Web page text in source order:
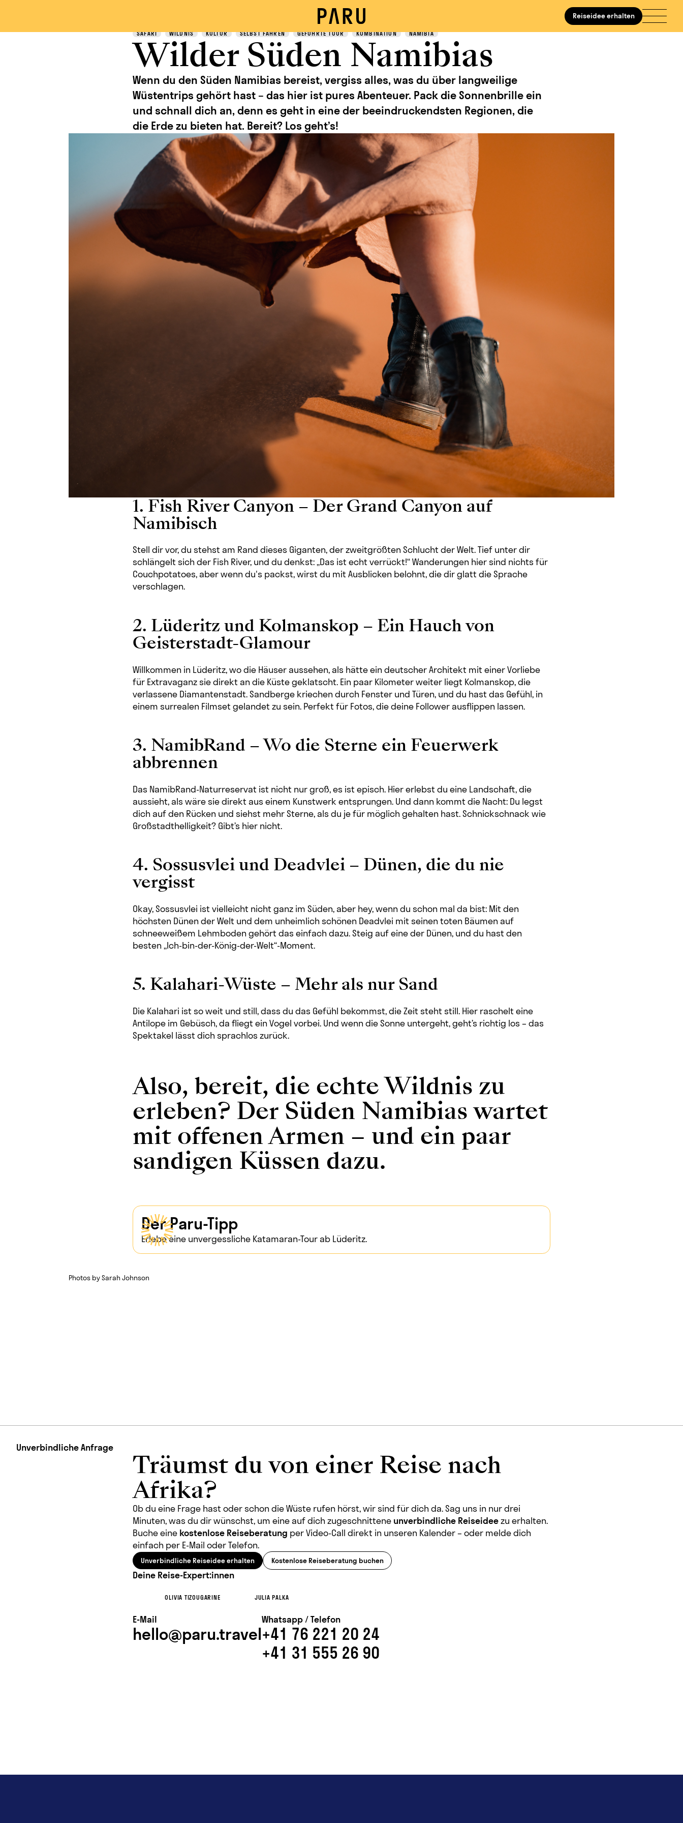
Reiseidee erhalten
SAFARI WILDNIS KULTUR SELBST FAHREN GEFÜHRTE TOUR KOMBINATION NAMIBIA
Wilder Süden Namibias
Wenn du den Süden Namibias bereist, vergiss alles, was du über langweilige
Wüstentrips gehört hast – das hier ist pures Abenteuer. Pack die Sonnenbrille ein
und schnall dich an, denn es geht in eine der beeindruckendsten Regionen, die
die Erde zu bieten hat. Bereit? Los geht’s!
1. Fish River Canyon – Der Grand Canyon auf
Namibisch
Stell dir vor, du stehst am Rand dieses Giganten, der zweitgrößten Schlucht der Welt. Tief unter dir
schlängelt sich der Fish River, und du denkst: „Das ist echt verrückt!“ Wanderungen hier sind nichts für
Couchpotatoes, aber wenn du's packst, wirst du mit Ausblicken belohnt, die dir glatt die Sprache
verschlagen.
2. Lüderitz und Kolmanskop – Ein Hauch von
Geisterstadt-Glamour
Willkommen in Lüderitz, wo die Häuser aussehen, als hätte ein deutscher Architekt mit einer Vorliebe
für Extravaganz sie direkt an die Küste geklatscht. Ein paar Kilometer weiter liegt Kolmanskop, die
verlassene Diamantenstadt. Sandberge kriechen durch Fenster und Türen, und du hast das Gefühl, in
einem surrealen Filmset gelandet zu sein. Perfekt für Fotos, die deine Follower ausflippen lassen.
3. NamibRand – Wo die Sterne ein Feuerwerk
abbrennen
Das NamibRand-Naturreservat ist nicht nur groß, es ist episch. Hier erlebst du eine Landschaft, die
aussieht, als wäre sie direkt aus einem Kunstwerk entsprungen. Und dann kommt die Nacht: Du legst
dich auf den Rücken und siehst mehr Sterne, als du je für möglich gehalten hast. Schnickschnack wie
Großstadthelligkeit? Gibt’s hier nicht.
4. Sossusvlei und Deadvlei – Dünen, die du nie
vergisst
Okay, Sossusvlei ist vielleicht nicht ganz im Süden, aber hey, wenn du schon mal da bist: Mit den
höchsten Dünen der Welt und dem unheimlich schönen Deadvlei mit seinen toten Bäumen auf
schneeweißem Lehmboden gehört das einfach dazu. Steig auf eine der Dünen, und du hast den
besten „Ich-bin-der-König-der-Welt“-Moment.
5. Kalahari-Wüste – Mehr als nur Sand
Die Kalahari ist so weit und still, dass du das Gefühl bekommst, die Zeit steht still. Hier raschelt eine
Antilope im Gebüsch, da fliegt ein Vogel vorbei. Und wenn die Sonne untergeht, geht’s richtig los – das
Spektakel lässt dich sprachlos zurück.
Also, bereit, die echte Wildnis zu
erleben? Der Süden Namibias wartet
mit offenen Armen – und ein paar
sandigen Küssen dazu.
Der Paru-Tipp
Erlebe eine unvergessliche Katamaran-Tour ab Lüderitz.
Photos by Sarah Johnson
Unverbindliche Anfrage
Träumst du von einer Reise nach
Afrika?
Ob du eine Frage hast oder schon die Wüste rufen hörst, wir sind für dich da. Sag uns in nur drei
Minuten, was du dir wünschst, um eine auf dich zugeschnittene unverbindliche Reiseideezu erhalten.
Buche eine kostenlose Reiseberatung per Video-Call direkt in unseren Kalender– oder melde dich
einfach per E-Mail oder Telefon.
Unverbindliche Reiseidee erhalten Kostenlose Reiseberatung buchen
Deine Reise-Expert:innen
OLIVIA TIZOUGARINE JULIA PALKA
E-Mail
hello@paru.travel
Whatsapp / Telefon
+41 76 221 20 24
+41 31 555 26 90